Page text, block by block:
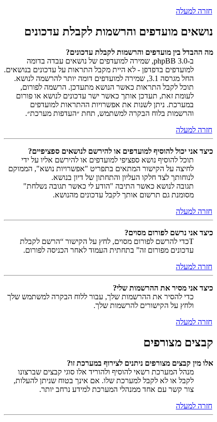
חזרה למעלה
נושאים מועדפים והרשמות לקבלת עדכונים
מה ההבדל בין מועדפים והרשמות לקבלת עדכונים?
ב-phpBB 3.0, שמירה למועדפים של נושאים עבדה בדומה
למועדפים בדפדפן - לא היית מקבל התראות על עדכונים בנושאים.
החל מגרסה 3.1, שמירה למועדפים דומה יותר להרשמה לנושא.
תוכל לקבל התראות כאשר הנושא מתעדכן. הרשמה לפורום,
לעומת זאת, תעדכן אותך כאשר ישר עדכונים לנושא או פורום
במערכת. ניתן לשנות את אפשרויות ההתראות למועדפים
והרשמות בלוח הבקרה למשתמש, תחת ״העדפות מערכת״.
חזרה למעלה
כיצד אני יכול להוסיף למועדפים או להירשם לנושאים ספציפיים?
תוכל להוסיף נושא ספציפי למועדפים או להירשם אליו על ידי
לחיצה על הקישור המתאים בתפריט "אפשרויות נושא", הממוקם
לנוחותך לצד חלקו העליון והתחתון של דיון בנושא.
תגובה לנושא כאשר התיבה "הודע לי כאשר תגובה נשלחת"
מסומנת גם תרשום אותך לקבל עדכונים מהנושא.
חזרה למעלה
כיצד אני נרשם לפורום מסוים?
Tכדי להרשם לפורום מסוים, לחץ על הקישור “הרשם לקבלת
עדכונים מפורום זה” בתחתית העמוד לאחר הכניסה לפורום.
חזרה למעלה
כיצד אני מסיר את ההרשמות שלי?
כדי להסיר את ההרשמות שלך, עבור ללוח הבקרה למשתמש שלך
ולחץ על הקישורים להרשמות שלך.
חזרה למעלה
קבצים מצורפים
אלו מין קבצים מצורפים ניתנים לצירוף במערכת זו?
מנהל המערכת רשאי להוסיף ולהוריד אלו סוגי קבצים שברצונו
לקבל או לא לקבל למערכת שלו. אם אינך בטוח שניתן להעלות,
צור קשר עם אחד ממנהלי המערכת למידע נרחב יותר.
חזרה למעלה